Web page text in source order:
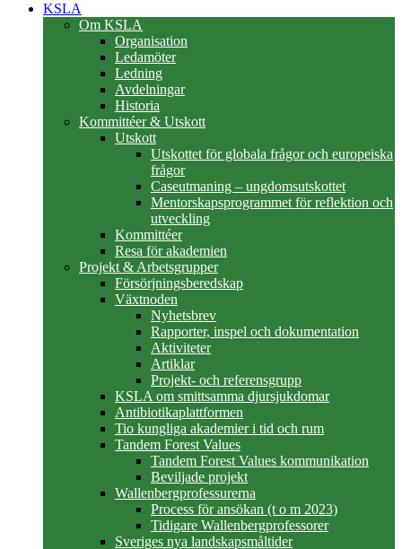
KSLA
Om KSLA
Organisation
Ledamöter
Ledning
Avdelningar
Historia
Kommittéer & Utskott
Utskott
Utskottet för globala frågor och europeiska
frågor
Caseutmaning – ungdomsutskottet
Mentorskapsprogrammet för reflektion och
utveckling
Kommittéer
Resa för akademien
Projekt & Arbetsgrupper
Försörjningsberedskap
Växtnoden
Nyhetsbrev
Rapporter, inspel och dokumentation
Aktiviteter
Artiklar
Projekt- och referensgrupp
KSLA om smittsamma djursjukdomar
Antibiotikaplattformen
Tio kungliga akademier i tid och rum
Tandem Forest Values
Tandem Forest Values kommunikation
Beviljade projekt
Wallenbergprofessurerna
Process för ansökan (t o m 2023)
Tidigare Wallenbergprofessorer
Sveriges nya landskapsmåltider